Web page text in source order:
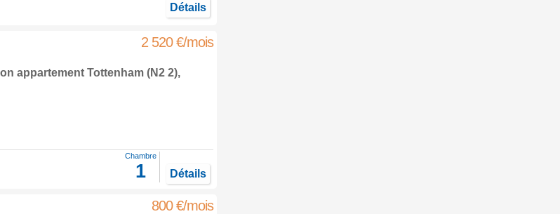
Détails
2 520 €/mois
appartement Tottenham(N2 2),
Chambre
1 Détails
800 €/mois